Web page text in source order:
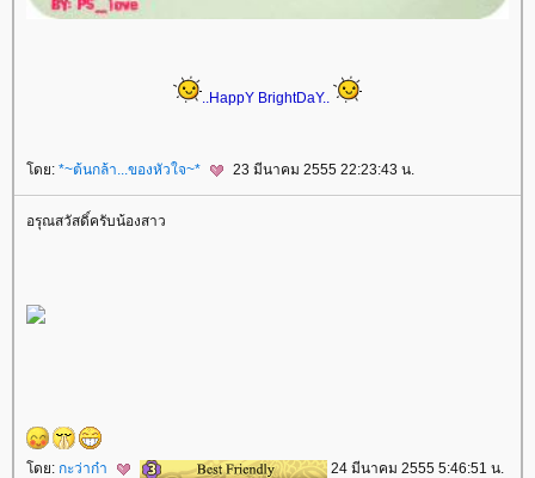
..HappY BrightDaY..
ดย: *~ต้นกล้า...ของหัวใจ~* 23 มีนาคม 2555 22:23:43 น.
อรุณสวัสดิ์ครับน้องสาว
ดย: กะว่าก๋า 24 มีนาคม 2555 5:46:51 น.